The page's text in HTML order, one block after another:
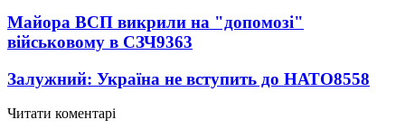
Майора ВСП викрили на "допомозі"
військовому в СЗЧ9363
Залужний: Україна не вступить до НАТО8558
Читати коментарі